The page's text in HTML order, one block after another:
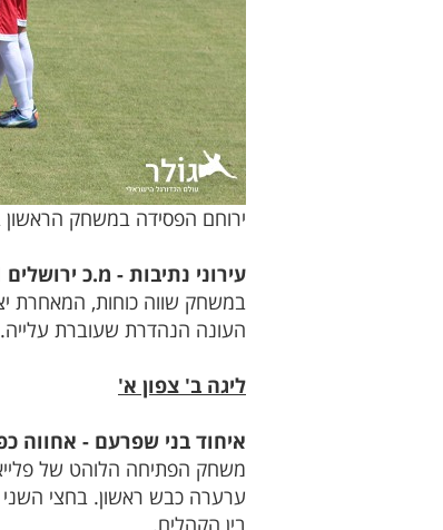
ירוחם הפסידה במשחק הראשון
עירוני נתיבות - מ.כ ירושלים 0-1
במשחק שווה כוחות, המאחרת
העונה הנהדרת שעוברת עלייה.
ליגה ב' צפון א'
איחוד בני שפרעם - אחווה כפר
משחק הפתיחה הלוהט של
ערערה כבש ראשון. בחצי השני
בין הקהלים.